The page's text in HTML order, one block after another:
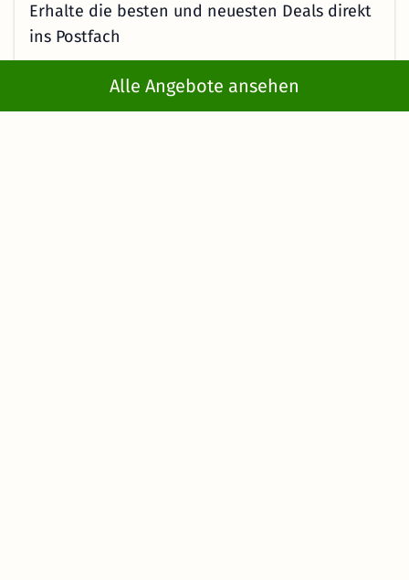
Alle Angebote ansehen
Erhalte die besten und neuesten Deals direkt
ins Postfach